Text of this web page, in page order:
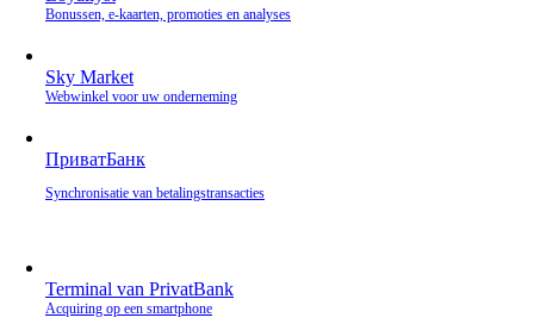
Bonussen, e‑kaarten, promoties en analyses
Sky Market
Webwinkel voor uw onderneming
ПриватБанк
Synchronisatie van betalingstransacties
Terminal van PrivatBank
Acquiring op een smartphone